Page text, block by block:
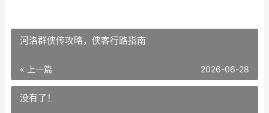
河洛群侠传攻略，侠客行路指南
« 上一篇 2026-06-28
没有了！